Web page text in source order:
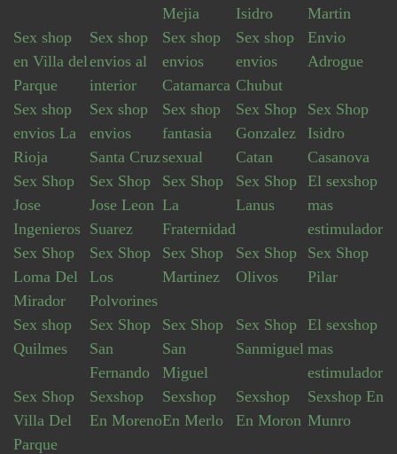
Mejia
Isidro
Martin
Sex shop
en Villa del
Parque
Sex shop
envios al
interior
Sex shop
envios
Catamarca
Sex shop
envios
Chubut
Envio
Adrogue
Sex shop
envios La
Rioja
Sex shop
envios
Santa Cruz
Sex shop
fantasia
sexual
Sex Shop
Gonzalez
Catan
Sex Shop
Isidro
Casanova
Sex Shop
Jose
Ingenieros
Sex Shop
Jose Leon
Suarez
Sex Shop
La
Fraternidad
Sex Shop
Lanus
El sexshop
mas
estimulador
Sex Shop
Loma Del
Mirador
Sex Shop
Los
Polvorines
Sex Shop
Martinez
Sex Shop
Olivos
Sex Shop
Pilar
Sex shop
Quilmes
Sex Shop
San
Fernando
Sex Shop
San
Miguel
Sex Shop
Sanmiguel
El sexshop
mas
estimulador
Sex Shop
Villa Del
Parque
Sexshop
En Moreno
Sexshop
En Merlo
Sexshop
En Moron
Sexshop En
Munro